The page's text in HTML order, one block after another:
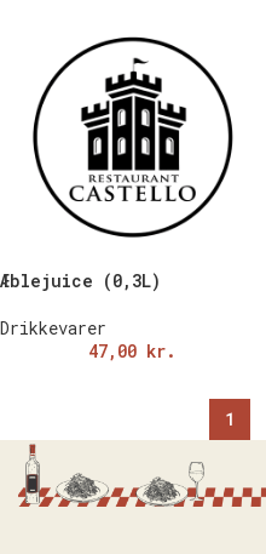
Æblejuice (0,3L)
Drikkevarer
47,00 kr.
1